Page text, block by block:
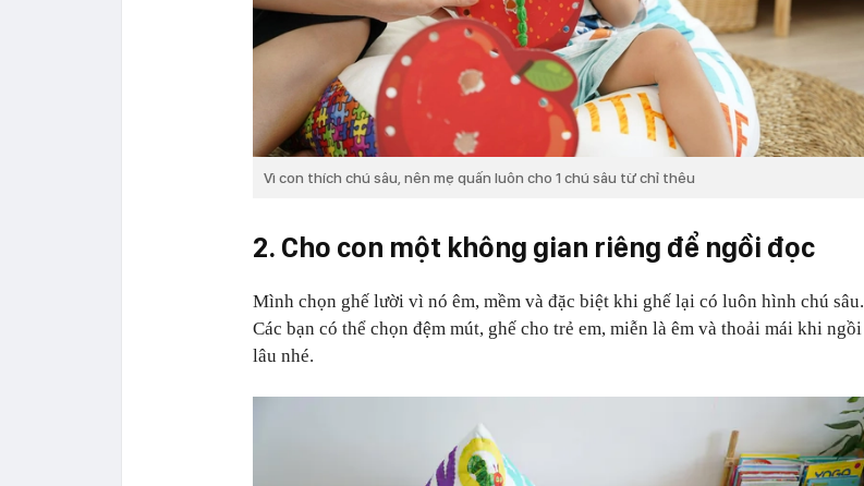
Vì con thích chú sâu, nên mẹ quấn luôn cho 1 chú sâu từ chỉ thêu
2. Cho con một không gian riêng để ngồi đọc
Mình chọn ghế lười vì nó êm, mềm và đặc biệt khi ghế lại có luôn hình chú sâu.
Các bạn có thể chọn đệm mút, ghế cho trẻ em, miễn là êm và thoải mái khi ngồi
lâu nhé.